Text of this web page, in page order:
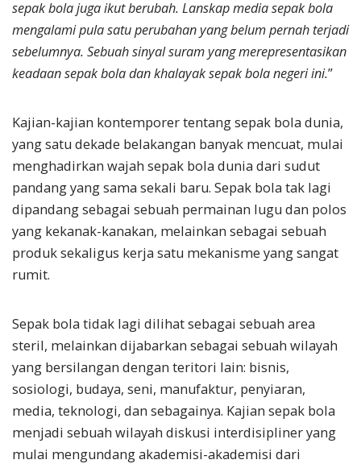
sepak bola juga ikut berubah. Lanskap media sepak bola
mengalami pula satu perubahan yang belum pernah terjadi
sebelumnya. Sebuah sinyal suram yang merepresentasikan
keadaan sepak bola dan khalayak sepak bola negeri ini.”
Kajian-kajian kontemporer tentang sepak bola dunia,
yang satu dekade belakangan banyak mencuat, mulai
menghadirkan wajah sepak bola dunia dari sudut
pandang yang sama sekali baru. Sepak bola tak lagi
dipandang sebagai sebuah permainan lugu dan polos
yang kekanak-kanakan, melainkan sebagai sebuah
produk sekaligus kerja satu mekanisme yang sangat
rumit.
Sepak bola tidak lagi dilihat sebagai sebuah area
steril, melainkan dijabarkan sebagai sebuah wilayah
yang bersilangan dengan teritori lain: bisnis,
sosiologi, budaya, seni, manufaktur, penyiaran,
media, teknologi, dan sebagainya. Kajian sepak bola
menjadi sebuah wilayah diskusi interdisipliner yang
mulai mengundang akademisi-akademisi dari